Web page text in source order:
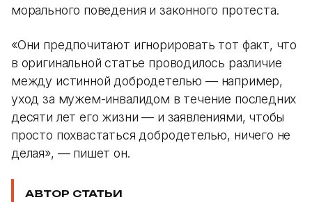
морального поведения и законного протеста.
«Они предпочитают игнорировать тот факт, что
в оригинальной статье проводилось различие
между истинной добродетелью — например,
уход за мужем-инвалидом в течение последних
десяти лет его жизни — и заявлениями, чтобы
просто похвастаться добродетелью, ничего не
делая», — пишет он.
АВТОР СТАТЬИ